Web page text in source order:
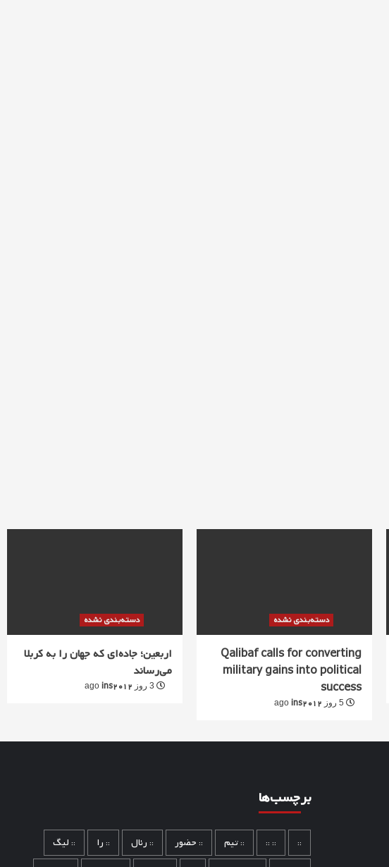
دسته‌بندی نشده
اربعین؛ جاده‌ای که جهان را به کربلا
می‌رساند
ins2012
دسته‌بندی نشده
Qalibaf calls for converting
military gains into political
success
ins2012
برچسب‌ها
::
:: :: :: تیم :: حضور :: رئال :: را
:: لیگ